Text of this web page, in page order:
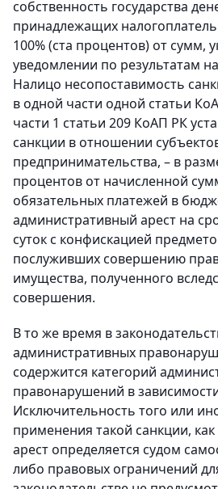
собственность государства
принадлежащих
100% (ста процентов) от сумм,
уведомлении по результатам
Налицо несопоставимость
в одной части одной статьи
части 1 статьи 209 КоАП РК
санкции в отношении
предпринимательства, – в
процентов от начисленной
обязательных платежей в
административный арест на
суток с конфискацией
послуживших совершению
имущества, полученного
совершения.
В то же время в
административных
содержится категорий
правонарушений в
Исключительность того или
применения такой санкции,
арест определяется судом
либо правовых ограничений